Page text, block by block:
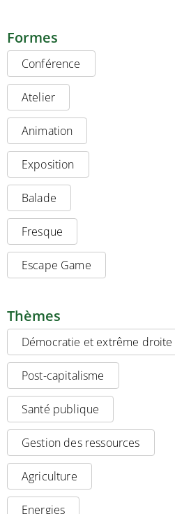
Formes
Conférence
Atelier
Animation
Exposition
Balade
Fresque
Escape Game
Thèmes
Démocratie et extrême droite
Post-capitalisme
Santé publique
Gestion des ressources
Agriculture
Energies